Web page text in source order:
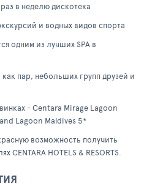
в неделю дискотека
и водных видов спорта
одним из лучших SPA в
пар, небольших групп друзей и
- Centara Mirage Lagoon
Lagoon Maldives 5*
возможность получить
HOTELS & RESORTS.